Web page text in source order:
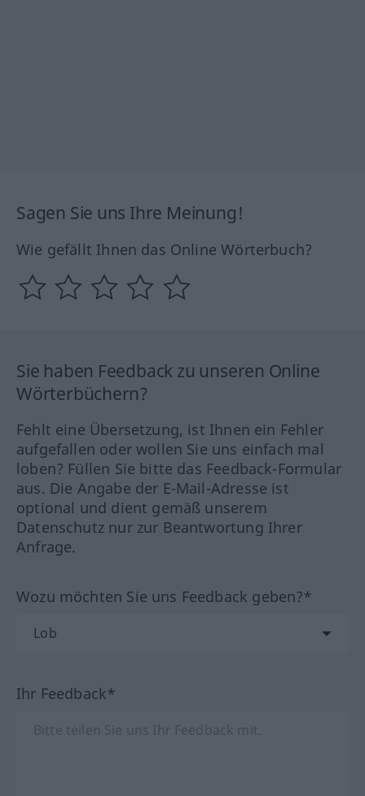
Sagen Sie uns Ihre Meinung!
Wie gefällt Ihnen das Online Wörterbuch?
Sie haben Feedback zu unseren Online
Wörterbüchern?
Fehlt eine Übersetzung, ist Ihnen ein Fehler
aufgefallen oder wollen Sie uns einfach mal
loben? Füllen Sie bitte das Feedback-Formular
aus. Die Angabe der E-Mail-Adresse ist
optional und dient gemäß unserem
Datenschutz nur zur Beantwortung Ihrer
Anfrage.
Wozu möchten Sie uns Feedback geben?*
Ihr Feedback*